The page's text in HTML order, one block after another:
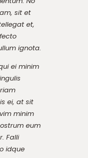
sit et
et,
ignota.
ei minim
ei, at sit
minim
eum
Falli
idque